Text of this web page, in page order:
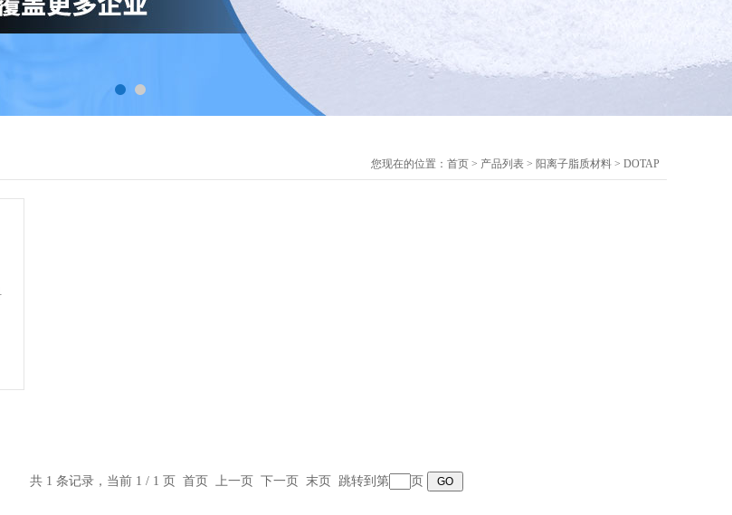
您现在的位置： 首页 > 产品列表 > 阳离子脂质材料 > DOTAP
共 1 条记录，当前 1 / 1 页 首页 上一页 下一页 末页 跳转到第 页